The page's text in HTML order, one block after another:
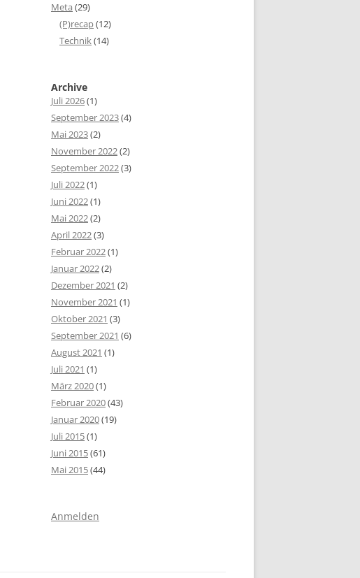
Meta (29)
(P)recap(12)
Technik(14)
Archive
Juli 2026(1)
September 2023(4)
Mai 2023(2)
November 2022(2)
September 2022(3)
Juli 2022(1)
Juni 2022(1)
Mai 2022(2)
April 2022(3)
Februar 2022(1)
Januar 2022(2)
Dezember 2021 (2)
November 2021 (1)
Oktober 2021 (3)
September 2021 (6)
August 2021 (1)
Juli 2021 (1)
März 2020(1)
Februar 2020(43)
Januar 2020(19)
Juli 2015(1)
Juni 2015(61)
Mai 2015(44)
Anmelden